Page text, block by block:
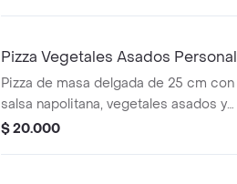
Pizza Vegetales Asados Personal
Pizza de masa delgada de 25 cm con
salsa napolitana, vegetales asados y
queso mozarella.
$ 20.000